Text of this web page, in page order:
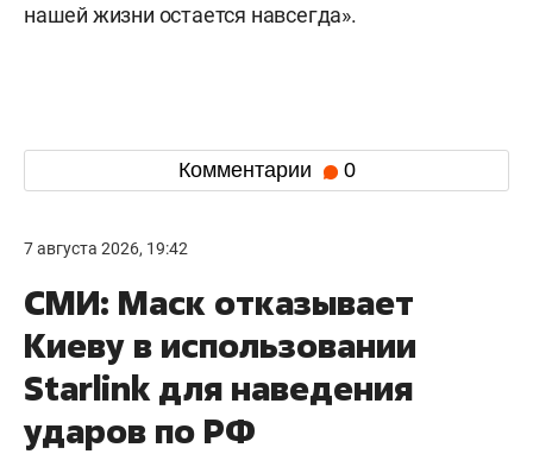
нашей жизни остается навсегда».
Комментарии 0
7 августа 2026, 19:42
СМИ: Маск отказывает
Киеву в использовании
Starlink для наведения
ударов по РФ